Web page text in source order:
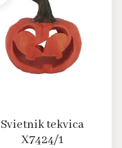
Svietnik tekvica
X7424/1